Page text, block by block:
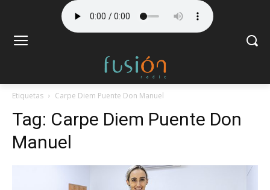
Etiquetas Carpe Diem Puente Don Manuel
Tag: Carpe Diem Puente Don
Manuel